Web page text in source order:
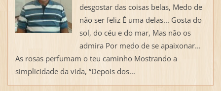
desgostar das coisas belas, Medo de
não ser feliz É uma delas... Gosta do
sol, do céu e do mar, Mas não os
admira Por medo de se apaixonar...
As rosas perfumam o teu caminho Mostrando a
simplicidade da vida, “Depois dos...